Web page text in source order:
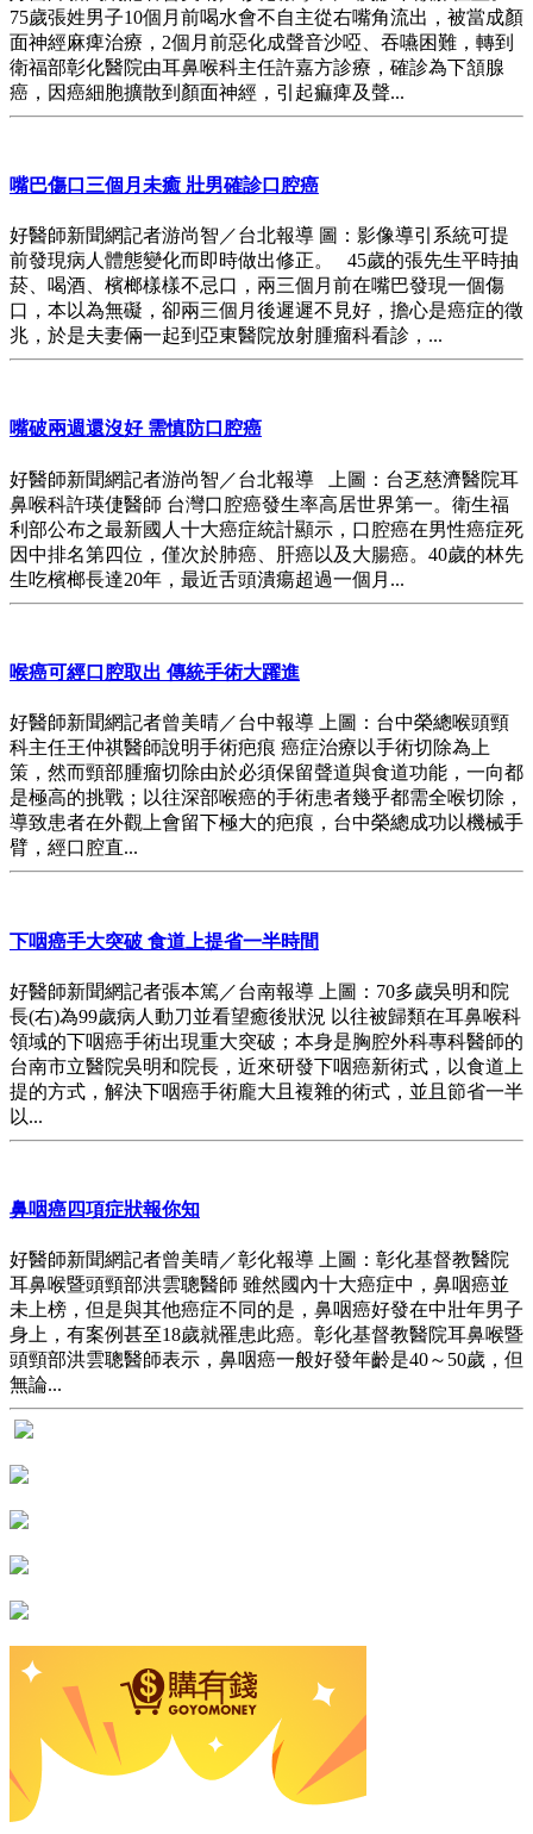
75歲張姓男子10個月前喝水會不自主從右嘴角流出，被當成顏
面神經麻痺治療，2個月前惡化成聲音沙啞、吞嚥困難，轉到
衛福部彰化醫院由耳鼻喉科主任許嘉方診療，確診為下頷腺
癌，因癌細胞擴散到顏面神經，引起痲痺及聲...
嘴巴傷口三個月未癒 壯男確診口腔癌
好醫師新聞網記者游尚智／台北報導 圖：影像導引系統可提
前發現病人體態變化而即時做出修正。 45歲的張先生平時抽
菸、喝酒、檳榔樣樣不忌口，兩三個月前在嘴巴發現一個傷
口，本以為無礙，卻兩三個月後遲遲不見好，擔心是癌症的徵
兆，於是夫妻倆一起到亞東醫院放射腫瘤科看診，...
嘴破兩週還沒好 需慎防口腔癌
好醫師新聞網記者游尚智／台北報導 上圖：台乤慈濟醫院耳
鼻喉科許瑛倢醫師 台灣口腔癌發生率高居世界第一。衛生福
利部公布之最新國人十大癌症統計顯示，口腔癌在男性癌症死
因中排名第四位，僅次於肺癌、肝癌以及大腸癌。40歲的林先
生吃檳榔長達20年，最近舌頭潰瘍超過一個月...
喉癌可經口腔取出 傳統手術大躍進
好醫師新聞網記者曾美晴／台中報導 上圖：台中榮總喉頭頸
科主任王仲祺醫師說明手術疤痕 癌症治療以手術切除為上
策，然而頸部腫瘤切除由於必須保留聲道與食道功能，一向都
是極高的挑戰；以往深部喉癌的手術患者幾乎都需全喉切除，
導致患者在外觀上會留下極大的疤痕，台中榮總成功以機械手
臂，經口腔直...
下咽癌手大突破 食道上提省一半時間
好醫師新聞網記者張本篤／台南報導 上圖：70多歲吳明和院
長(右)為99歲病人動刀並看望癒後狀況 以往被歸類在耳鼻喉科
領域的下咽癌手術出現重大突破；本身是胸腔外科專科醫師的
台南市立醫院吳明和院長，近來研發下咽癌新術式，以食道上
提的方式，解決下咽癌手術龐大且複雜的術式，並且節省一半
以...
鼻咽癌四項症狀報你知
好醫師新聞網記者曾美晴／彰化報導 上圖：彰化基督教醫院
耳鼻喉暨頭頸部洪雲聰醫師 雖然國內十大癌症中，鼻咽癌並
未上榜，但是與其他癌症不同的是，鼻咽癌好發在中壯年男子
身上，有案例甚至18歲就罹患此癌。彰化基督教醫院耳鼻喉暨
頭頸部洪雲聰醫師表示，鼻咽癌一般好發年齡是40～50歲，但
無論...